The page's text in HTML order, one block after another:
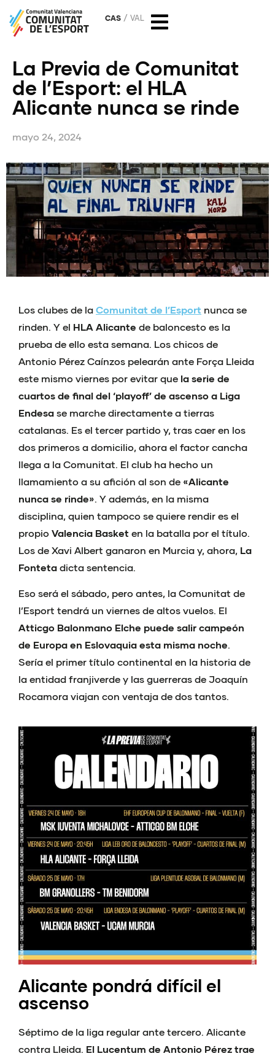
CAS VAL
La Previa de Comunitat
de l’Esport: el HLA
Alicante nunca se rinde
mayo 24, 2024
Los clubes de la Comunitat de l’Esport nunca se
rinden. Y el HLA Alicante de baloncesto es la
prueba de ello esta semana. Los chicos de
Antonio Pérez Caínzos pelearán ante Força Lleida
este mismo viernes por evitar que la serie de
cuartos de final del ‘playoff’ de ascenso a Liga
Endesa se marche directamente a tierras
catalanas. Es el tercer partido y, tras caer en los
dos primeros a domicilio, ahora el factor cancha
llega a la Comunitat. El club ha hecho un
llamamiento a su afición al son de «Alicante
nunca se rinde». Y además, en la misma
disciplina, quien tampoco se quiere rendir es el
propio Valencia Basket en la batalla por el título.
Los de Xavi Albert ganaron en Murcia y, ahora, La
Fonteta dicta sentencia.
Eso será el sábado, pero antes, la Comunitat de
l’Esport tendrá un viernes de altos vuelos. El
Atticgo Balonmano Elche puede salir campeón
de Europa en Eslovaquia esta misma noche.
Sería el primer título continental en la historia de
la entidad franjiverde y las guerreras de Joaquín
Rocamora viajan con ventaja de dos tantos.
Alicante pondrá difícil el
ascenso
Séptimo de la liga regular ante tercero. Alicante
contra Lleida. El Lucentum de Antonio Pérez trae